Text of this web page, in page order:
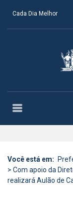
Cada Dia Melhor
Você está em:
> Com apoio da
realizará Aulão de